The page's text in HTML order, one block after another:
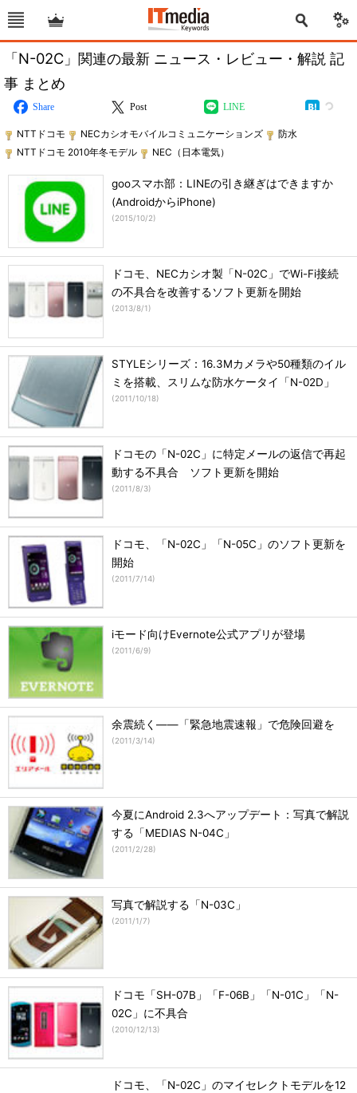
「N-02C」関連の最新 ニュース・レビュー・解説 記
事 まとめ
Share Post LINE
NTTドコモ NECカシオモバイルコミュニケーションズ
防水
NTTドコモ 2010年冬モデル
NEC（日本電気）
gooスマホ部：LINEの引き継ぎはできますか
(AndroidからiPhone)
(2015/10/2)
ドコモ、NECカシオ製「N-02C」でWi-Fi接続
の不具合を改善するソフト更新を開始
(2013/8/1)
STYLEシリーズ：16.3Mカメラや50種類のイル
ミを搭載、スリムな防水ケータイ「N-02D」
(2011/10/18)
ドコモの「N-02C」に特定メールの返信で再起
動する不具合 ソフト更新を開始
(2011/8/3)
ドコモ、「N-02C」「N-05C」のソフト更新を
開始
(2011/7/14)
iモード向けEvernote公式アプリが登場
(2011/6/9)
余震続く――「緊急地震速報」で危険回避を
(2011/3/14)
今夏にAndroid 2.3へアップデート：写真で解説
する「MEDIAS N-04C」
(2011/2/28)
写真で解説する「N-03C」
(2011/1/7)
ドコモ「SH-07B」「F-06B」「N-01C」「N-
02C」に不具合
(2010/12/13)
ドコモ、「N-02C」のマイセレクトモデルを12